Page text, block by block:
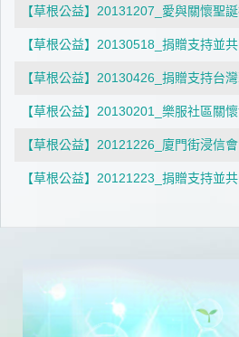
【草根公益】20131207_愛與關懷聖
【草根公益】20130518_捐贈支持並
【草根公益】20130426_捐贈支持台
【草根公益】20130201_樂服社區關
【草根公益】20121226_廈門街浸信
【草根公益】20121223_捐贈支持並